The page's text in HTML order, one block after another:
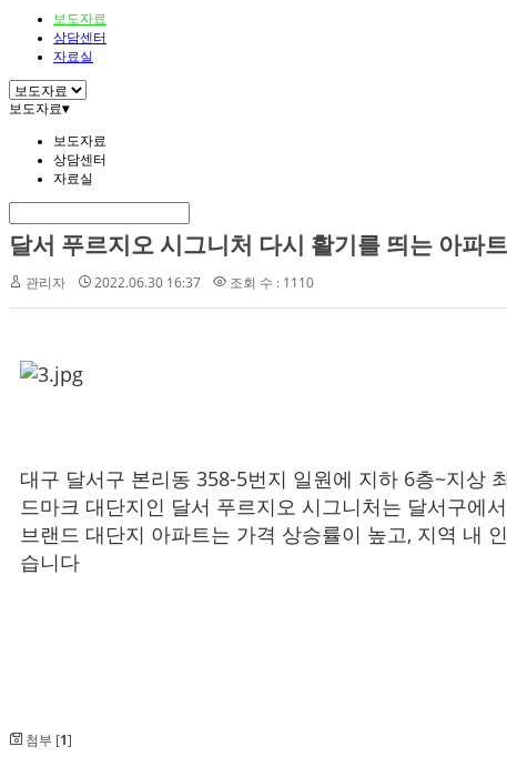
보도자료
상담센터
자료실
보도자료▾
보도자료
상담센터
자료실
달서 푸르지오 시그니처 다시 활기를 띄는 아파트
관리자 2022.06.30 16:37 조회 수 : 1110
대구 달서구 본리동 358-5번지 일원에 지하 6층~지상
드마크 대단지인 달서 푸르지오 시그니처는 달서구에
브랜드 대단지 아파트는 가격 상승률이 높고, 지역 내
습니다
첨부 [1]